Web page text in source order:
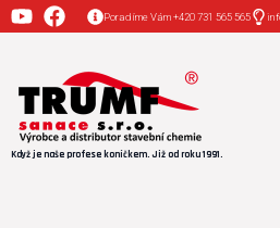
Poradíme Vám +420 731 565 565
Když je naše profese koníčkem. Již od roku 1991.